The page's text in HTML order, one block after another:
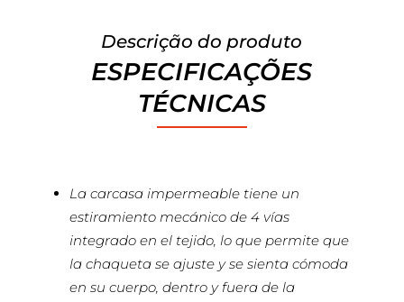
Descrição do produto
ESPECIFICAÇÕES
TÉCNICAS
La carcasa impermeable tiene un
estiramiento mecánico de 4 vías
integrado en el tejido, lo que permite que
la chaqueta se ajuste y se sienta cómoda
en su cuerpo, dentro y fuera de la